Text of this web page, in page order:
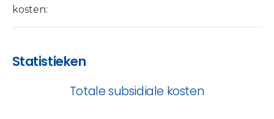
kosten:
Statistieken
Totale subsidiale kosten